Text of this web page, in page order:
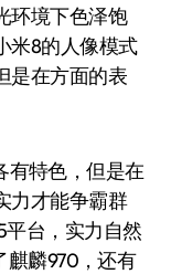
环境下色泽饱
米8的人像模式
是在方面的表
特色，但是在
力才能争霸群
台，实力自然
麒麟970，还有